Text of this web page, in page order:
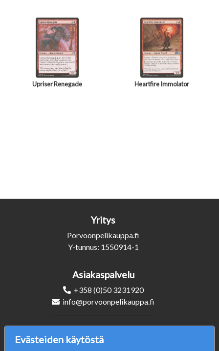
Upriser Renegade Heartfire Immolator
Yritys
Porvoonpelikauppa.fi
Y-tunnus: 1550914-1
Asiakaspalvelu
+358 (0)50 3231920
info@porvoonpelikauppa.fi
Seuraa Meitä
Evästeiden käytöstä